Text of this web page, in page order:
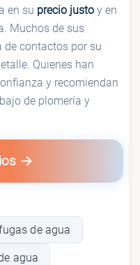
en su precio justo y en
Muchos de sus
de contactos por su
Quienes han
y recomiendan
de plomería y
de agua
agua